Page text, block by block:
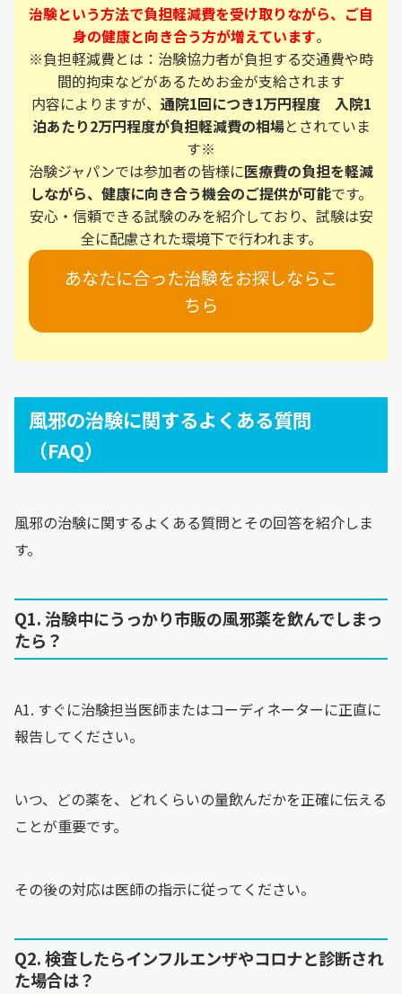
治験という方法で負担軽減費を受け取りながら、ご自
身の健康と向き合う方が増えています。
※負担軽減費とは：治験協力者が負担する交通費や時
間的拘束などがあるためお金が支給されます
内容によりますが、 通院1回につき1万円程度 入院1
泊あたり2万円程度が負担軽減費の相場とされていま
す※
治験ジャパンでは参加者の皆様に医療費の負担を軽減
しながら、健康に向き合う機会のご提供が可能です。
安心・信頼できる試験のみを紹介しており、試験は安
全に配慮された環境下で行われます。
あなたに合った治験をお探しならこ
ちら
風邪の治験に関するよくある質問
（FAQ）
風邪の治験に関するよくある質問とその回答を紹介しま
す。
Q1. 治験中にうっかり市販の風邪薬を飲んでしまっ
たら？
A1. すぐに治験担当医師またはコーディネーターに正直に
報告してください。
いつ、どの薬を、どれくらいの量飲んだかを正確に伝える
ことが重要です。
その後の対応は医師の指示に従ってください。
Q2. 検査したらインフルエンザやコロナと診断され
た場合は？